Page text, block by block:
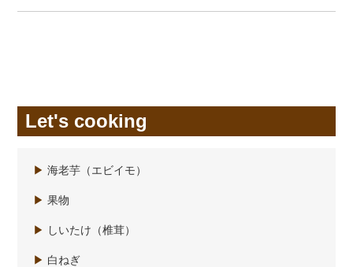
Let's cooking
▶ 海老芋（エビイモ）
▶ 果物
▶ しいたけ（椎茸）
▶ 白ねぎ